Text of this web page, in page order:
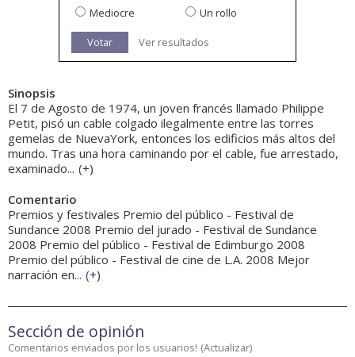
Mediocre
Un rollo
Votar Ver resultados
Sinopsis
El 7 de Agosto de 1974, un joven francés llamado Philippe
Petit, pisó un cable colgado ilegalmente entre las torres
gemelas de NuevaYork, entonces los edificios más altos del
mundo. Tras una hora caminando por el cable, fue arrestado,
examinado... (+)
Comentario
Premios y festivales Premio del público - Festival de
Sundance 2008 Premio del jurado - Festival de Sundance
2008 Premio del público - Festival de Edimburgo 2008
Premio del público - Festival de cine de L.A. 2008 Mejor
narración en... (+)
Sección de opinión
Comentarios enviados por los usuarios! (Actualizar)